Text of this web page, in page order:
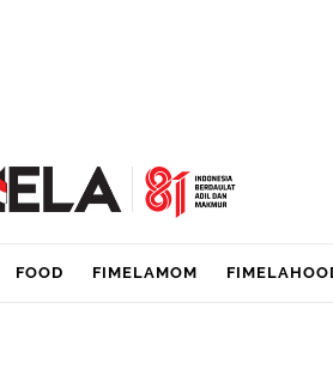
FOOD FIMELAMOM